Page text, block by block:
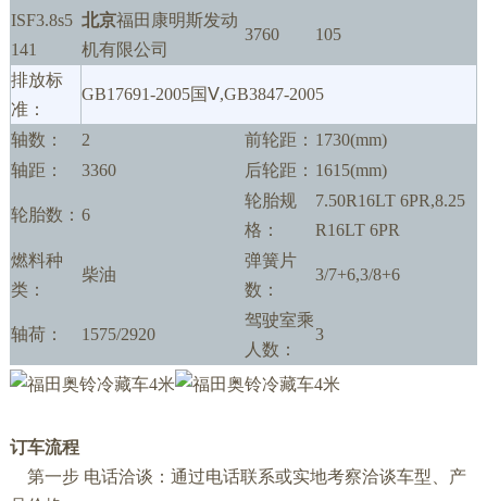
ISF3.8s5
141
北京福田康明斯发动
机有限公司
3760 105
排放标
准：
GB17691-2005国Ⅴ,GB3847-2005
轴数： 2 前轮距： 1730(mm)
轴距：
3360 后轮距： 1615(mm)
轮胎数： 6
轮胎规
格：
7.50R16LT 6PR,8.25
R16LT 6PR
燃料种
类：
柴油
弹簧片
数：
3/7+6,3/8+6
轴荷： 1575/2920
驾驶室乘
人数：
3
订车流程
第一步 电话洽谈：通过电话联系或实地考察洽谈车型、产